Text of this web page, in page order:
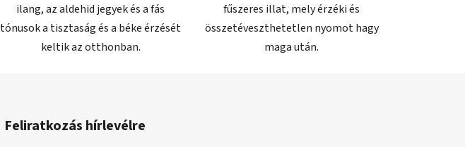
ilang, az aldehid jegyek és a fás
tónusok a tisztaság és a béke érzését
keltik az otthonban.
fűszeres illat, mely érzéki és
összetéveszthetetlen nyomot hagy
maga után.
Feliratkozás hírlevélre